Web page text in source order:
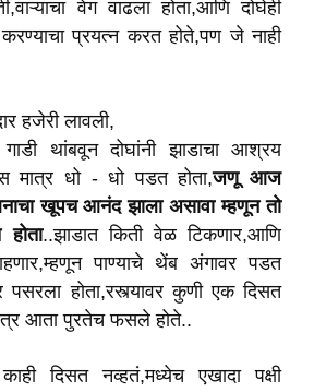
वेग वाढला होता,आणि दोघेही
प्रयत्न करत होते,पण जे नाही
हजेरी लावली,
गाडी थांबवून दोघांनी झाडाचा आश्रय
मात्र धो - धो पडत होता,जणू आज
खूपच आनंद झाला असावा म्हणून तो
..झाडात किती वेळ टिकणार,आणि
पाण्याचे थेंब अंगावर पडत
होता,रस्त्यावर कुणी एक दिसत
आता पुरतेच फसले होते..
दिसत नव्हतं,मध्येच एखादा पक्षी